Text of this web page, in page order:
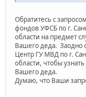
Обратитесь с
фондов УФСБ по г.
области на предмет
Вашего деда. Заодно
Центр ГУ МВД по г.
области, чтобы
Вашего деда.
Думаю, что Ваши